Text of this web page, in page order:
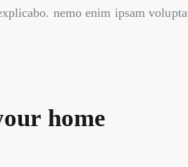
nemo enim ipsam
home